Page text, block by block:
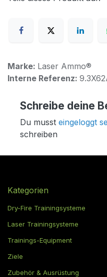
Marke: Laser Ammo®
Interne Referenz:
Schreibe deine
Du musst eingeloggt
schreiben
Kategorien
Dry-Fire Trainingsysteme
Laser Trainingsysteme
Trainings-Equipment
Ziele
Zubehör & Ausrüstung